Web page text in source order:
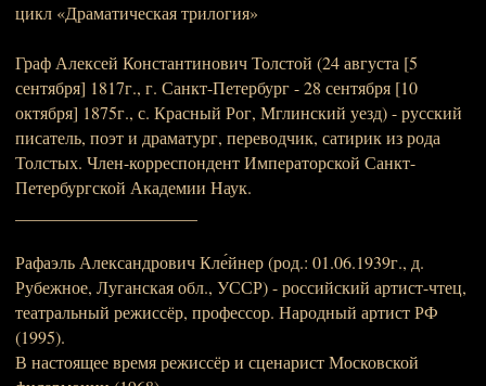
цикл «Драматическая трилогия»
Граф Алексей Константинович Толстой (24 августа [5
сентября] 1817г., г. Санкт-Петербург - 28 сентября [10
октября] 1875г., с. Красный Рог, Мглинский уезд) - русский
писатель, поэт и драматург, переводчик, сатирик из рода
Толстых. Член-корреспондент Императорской Санкт-
Петербургской Академии Наук.
Рафаэль Александрович Кле́йнер (род.: 01.06.1939г., д.
Рубежное, Луганская обл., УССР) - российский артист-чтец,
театральный режиссёр, профессор. Народный артист РФ
(1995).
В настоящее время режиссёр и сценарист Московской